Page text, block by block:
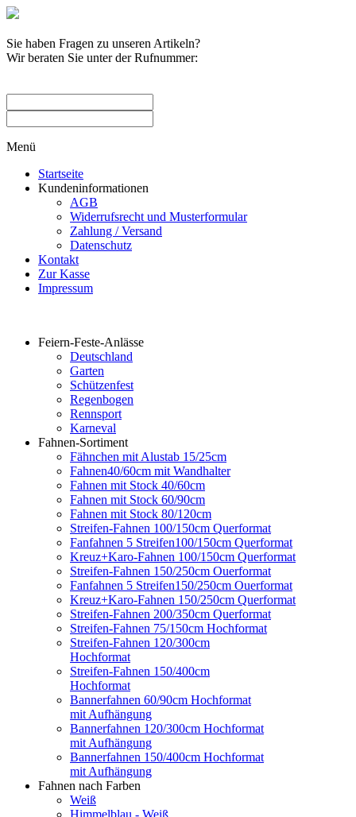
Sie haben Fragen zu unseren Artikeln?
Wir beraten Sie unter der Rufnummer:
Menü
Startseite
Kundeninformationen
AGB
Widerrufsrecht und Musterformular
Zahlung / Versand
Datenschutz
Kontakt
Zur Kasse
Impressum
Feiern-Feste-Anlässe
Deutschland
Garten
Schützenfest
Regenbogen
Rennsport
Karneval
Fahnen-Sortiment
Fähnchen mit Alustab 15/25cm
Fahnen40/60cm mit Wandhalter
Fahnen mit Stock 40/60cm
Fahnen mit Stock 60/90cm
Fahnen mit Stock 80/120cm
Streifen-Fahnen 100/150cm Querformat
Fanfahnen 5 Streifen100/150cm Querformat
Kreuz+Karo-Fahnen 100/150cm Querformat
Streifen-Fahnen 150/250cm Ouerformat
Fanfahnen 5 Streifen150/250cm Ouerformat
Kreuz+Karo-Fahnen 150/250cm Querformat
Streifen-Fahnen 200/350cm Querformat
Streifen-Fahnen 75/150cm Hochformat
Streifen-Fahnen 120/300cm
Hochformat
Streifen-Fahnen 150/400cm
Hochformat
Bannerfahnen 60/90cm Hochformat
mit Aufhängung
Bannerfahnen 120/300cm Hochformat
mit Aufhängung
Bannerfahnen 150/400cm Hochformat
mit Aufhängung
Fahnen nach Farben
Weiß
Himmelblau - Weiß